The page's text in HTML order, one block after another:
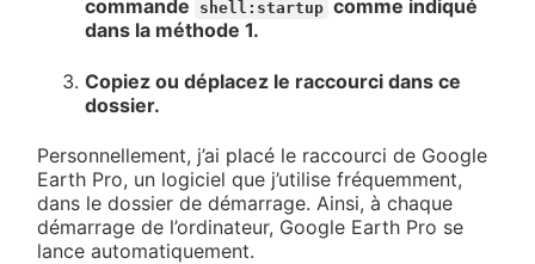
commande
shell:startup comme indiqué
dans la méthode 1.
Copiez ou déplacez le raccourci dans ce
dossier.
Personnellement, j’ai placé le raccourci de Google
Earth Pro, un logiciel que j’utilise fréquemment,
dans le dossier de démarrage. Ainsi, à chaque
démarrage de l’ordinateur, Google Earth Pro se
lance automatiquement.